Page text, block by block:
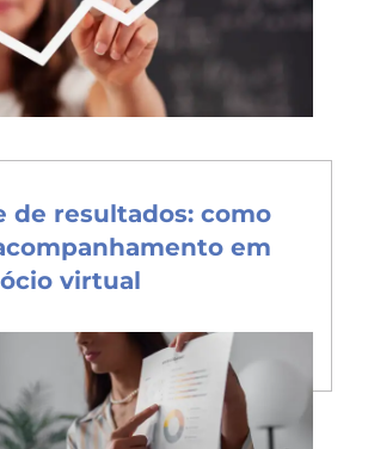
de resultados: como
em
virtual